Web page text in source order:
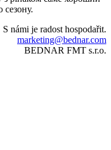
сезону.
S námi je radost hospodařit.
marketing@bednar.com
BEDNAR FMT s.r.o.